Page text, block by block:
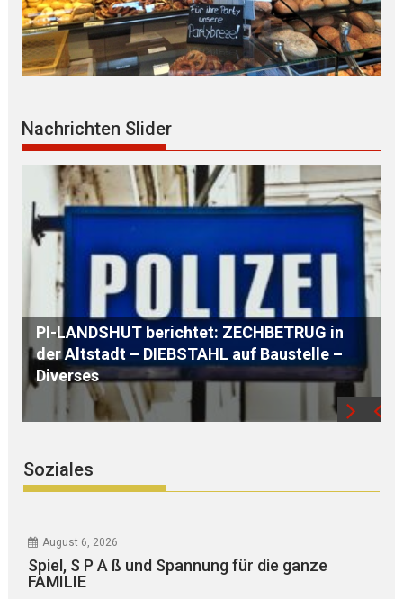
Nachrichten Slider
AUSTAUSCH mit einem G L O B A L Player
aus der REGION
Soziales
August 6, 2026
Spiel, S P A ß und Spannung für die ganze
FAMILIE